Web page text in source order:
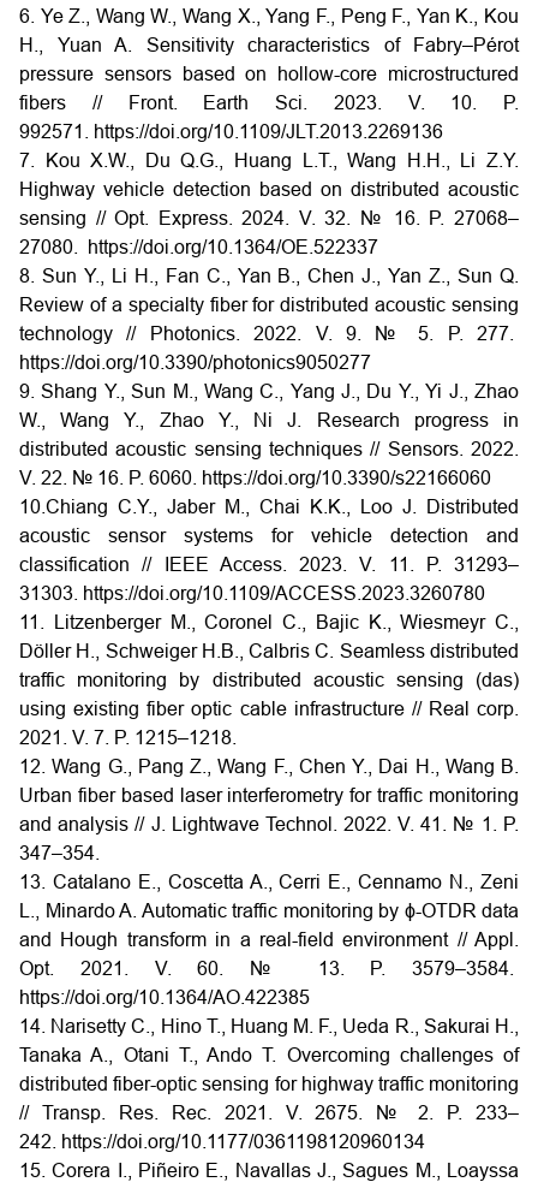
6. Ye Z., Wang W., Wang X., Yang F., Peng F., Yan K., Kou
H., Yuan A. Sensitivity characteristics of Fabry–Pérot
pressure sensors based on hollow-core microstructured
fibers // Front. Earth Sci. 2023. V. 10. P.
992571.
https://doi.org/10.1109/JLT.2013.2269136
7. Kou X.W., Du Q.G., Huang L.T., Wang H.H., Li Z.Y.
Highway vehicle detection based on distributed acoustic
sensing // Opt. Express. 2024. V. 32. № 16. P. 27068–
27080.
https://doi.org/10.1364/OE.522337
8. Sun Y., Li H., Fan C., Yan B., Chen J., Yan Z., Sun Q.
Review of a specialty fiber for distributed acoustic sensing
technology // Photonics. 2022. V. 9. № 5. P. 277.
https://doi.org/10.3390/photonics9050277
9. Shang Y., Sun M., Wang C., Yang J., Du Y., Yi J., Zhao
W., Wang Y., Zhao Y., Ni J. Research progress in
distributed acoustic sensing techniques // Sensors. 2022.
V. 22. № 16. P. 6060. https://doi.org/10.3390/s22166060
10.Chiang C.Y., Jaber M., Chai K.K., Loo J. Distributed
acoustic sensor systems for vehicle detection and
classification // IEEE Access. 2023. V. 11. P. 31293–
31303. https://doi.org/10.1109/ACCESS.2023.3260780
11. Litzenberger M., Coronel C., Bajic K., Wiesmeyr C.,
Döller H., Schweiger H.B., Calbris C. Seamless distributed
traffic monitoring by distributed acoustic sensing (das)
using existing fiber optic cable infrastructure // Real corp.
2021. V. 7. P. 1215–1218.
12. Wang G., Pang Z., Wang F., Chen Y., Dai H., Wang B.
Urban fiber based laser interferometry for traffic monitoring
and analysis // J. Lightwave Technol. 2022. V. 41. № 1. P.
347–354.
13. Catalano E., Coscetta A., Cerri E., Cennamo N., Zeni
L., Minardo A. Automatic traffic monitoring by ϕ-OTDR data
and Hough transform in a real-field environment // Appl.
Opt. 2021. V. 60. № 13. P. 3579–3584.
https://doi.org/10.1364/AO.422385
14. Narisetty C., Hino T., Huang M. F., Ueda R., Sakurai H.,
Tanaka A., Otani T., Ando T. Overcoming challenges of
distributed fiber-optic sensing for highway traffic monitoring
// Transp. Res. Rec. 2021. V. 2675. № 2. P. 233–
242.
https://doi.org/10.1177/0361198120960134
15. Corera I., Piñeiro E., Navallas J., Sagues M., Loayssa